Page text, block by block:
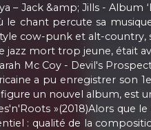
Jack &amp; Jills - Album
chant percute sa
cow-punk et alt-
mort trop jeune, était
Mc Coy - Devil's
a pu enregistrer son
un nouvel album, est
»(2018)Alors que
: qualité de la